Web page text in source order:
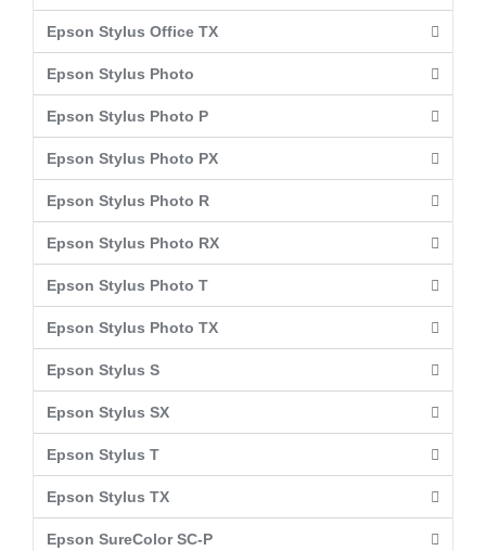
Epson Stylus Office TX
Epson Stylus Photo
Epson Stylus Photo P
Epson Stylus Photo PX
Epson Stylus Photo R
Epson Stylus Photo RX
Epson Stylus Photo T
Epson Stylus Photo TX
Epson Stylus S
Epson Stylus SX
Epson Stylus T
Epson Stylus TX
Epson SureColor SC-P